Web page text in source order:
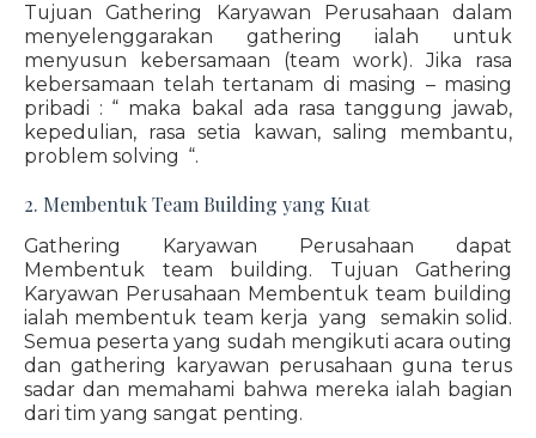
Tujuan Gathering Karyawan Perusahaan dalam
menyelenggarakan gathering ialah untuk
menyusun kebersamaan (team work). Jika rasa
kebersamaan telah tertanam di masing – masing
pribadi : “ maka bakal ada rasa tanggung jawab,
kepedulian, rasa setia kawan, saling membantu,
problem solving “.
2. Membentuk Team Building yang Kuat
Gathering Karyawan Perusahaan dapat
Membentuk team building. Tujuan Gathering
Karyawan Perusahaan Membentuk team building
ialah membentuk team kerja yang semakin solid.
Semua peserta yang sudah mengikuti acara outing
dan gathering karyawan perusahaan guna terus
sadar dan memahami bahwa mereka ialah bagian
dari tim yang sangat penting.